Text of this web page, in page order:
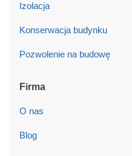
Izolacja
Konserwacja budynku
Pozwolenie na budowę
Firma
O nas
Blog